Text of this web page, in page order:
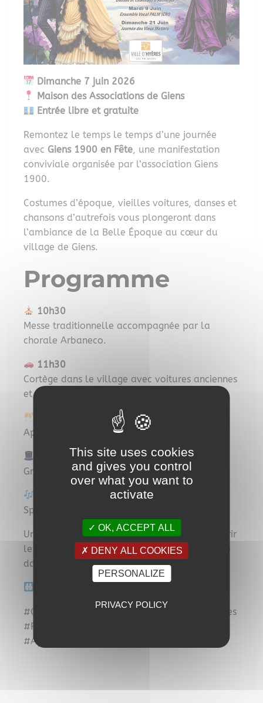
Dimanche 7 juin 2026
Maison des Associations de Giens
Entrée libre et gratuite
Remontez le temps le temps d’une journée
avec Giens 1900 en Fête, une manifestation
conviviale organisée par l’association Giens
1900.
Costumes d’époque, vieilles voitures, danses et
chansons d’autrefois vous plongeront dans
l’ambiance de la Belle Époque au cœur du
village de Giens.
Programme
10h30
Messe traditionnelle accompagnée par la
chorale Arbaneco.
11h30
Cortège dans le village avec voitures anciennes
et participants costumés.
Apéritif d’honneur.
Grand défilé dans les rues de Giens.
Spectacle de danses et chansons d’autrefois.
Une belle occasion de découvrir ou redécouvrir
le patrimoine et les traditions de la presqu’île
dans une ambiance festive et familiale.
#Giens1900 #Giens #PresquileDeGiens #Hyeres
#Patrimoine #BelleEpoque #SortirAHyeres
#AgendaGiensFr
This site uses cookies
and gives you control
over what you want to
activate
OK, ACCEPT ALL
DENY ALL COOKIES
PERSONALIZE
PRIVACY POLICY